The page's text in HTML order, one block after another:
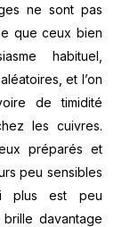
ne sont pas
que ceux bien
habituel,
et l’on
de timidité
les cuivres.
préparés et
peu sensibles
plus est peu
brille davantage